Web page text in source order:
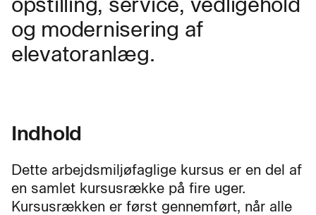
og modernisering af
elevatoranlæg.
Indhold
Dette arbejdsmiljøfaglige kursus er en del af
en samlet kursusrække på fire uger.
Kursusrækken er først gennemført, når alle